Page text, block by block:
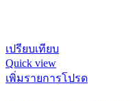
เปรียบเทียบ
Quick view
เพิ่มรายการโปรด